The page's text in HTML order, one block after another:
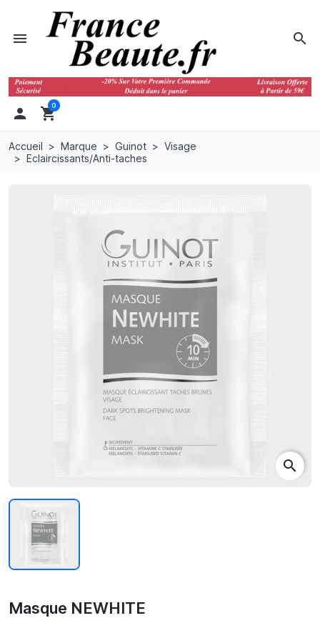
search
menu
 shopping_cart
0
Accueil Marque Guinot
Visage
Eclaircissants/Anti-taches
search
Masque NEWHITE